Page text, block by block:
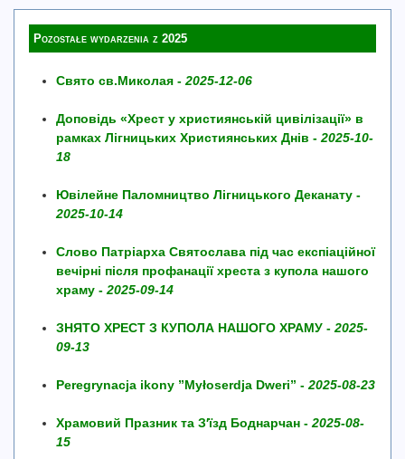
Pozostałe wydarzenia z 2025
Свято св.Миколая - 2025-12-06
Доповідь «Хрест у християнській цивілізації» в
рамках Лігницьких Християнських Днів - 2025-10-
18
Ювілейне Паломництво Лігницького Деканату -
2025-10-14
Слово Патріарха Святослава під час експіаційної
вечірні після профанації хреста з купола нашого
храму - 2025-09-14
ЗНЯТО ХРЕСТ З КУПОЛА НАШОГО ХРАМУ - 2025-
09-13
Peregrynacja ikony ”Myłoserdja Dweri” - 2025-08-23
Храмовий Празник та З′їзд Боднарчан - 2025-08-
15